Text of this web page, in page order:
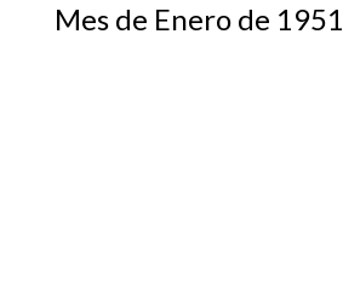
Mes de Enero de 1951